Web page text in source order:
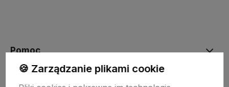
Pomoc
Moje konto
🍪 Zarządzanie plikami cookie